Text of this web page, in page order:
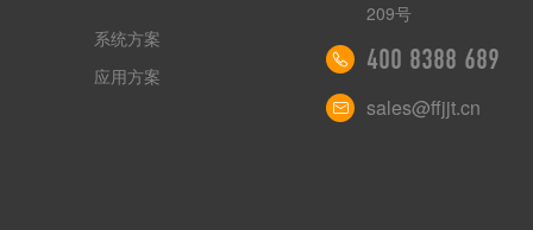
系统方案
应用方案
209号
400 8388 689
sales@ffjjt.cn